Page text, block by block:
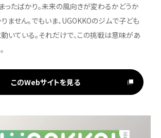
ったばかり。未来の風向きが変わるかどうか
ません。でもいま、UGOKKOのジムで子ども
いている。それだけで、この挑戦は意味があ
このWebサイトを見る